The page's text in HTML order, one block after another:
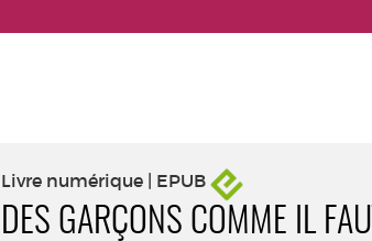
Livre numérique | EPUB
DES GARÇONS COMME IL FAUT